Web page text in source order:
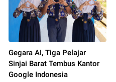
Gegara AI, Tiga Pelajar
Sinjai Barat Tembus Kantor
Google Indonesia